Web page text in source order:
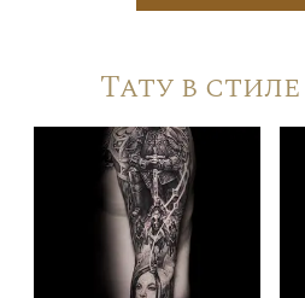
Тату в стиле